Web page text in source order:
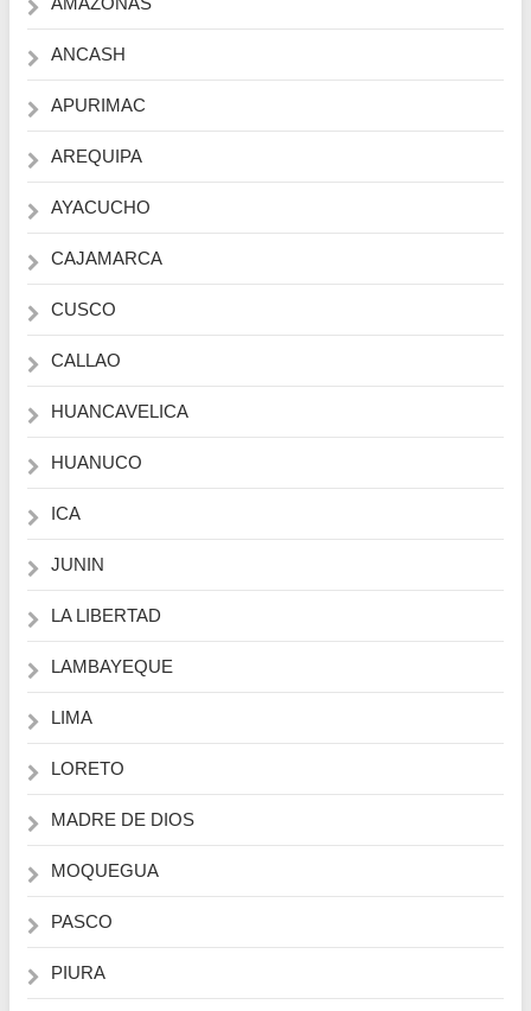
ANCASH
APURIMAC
AREQUIPA
AYACUCHO
CAJAMARCA
CUSCO
CALLAO
HUANCAVELICA
HUANUCO
ICA
JUNIN
LA LIBERTAD
LAMBAYEQUE
LIMA
LORETO
MADRE DE DIOS
MOQUEGUA
PASCO
PIURA